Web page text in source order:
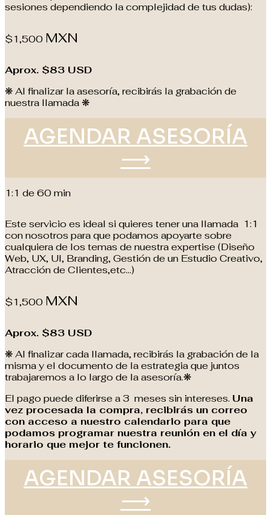
sesiones dependiendo la complejidad de tus dudas):
$1,500 MXN
Aprox. $83 USD
❋ Al finalizar la asesoría, recibirás la grabación de
nuestra llamada ❋
AGENDAR ASESORÍA
⟶
1:1 de 60 min
Este servicio es ideal si quieres tener una llamada 1:1
con nosotros para que podamos apoyarte sobre
cualquiera de los temas de nuestra expertise (Diseño
Web, UX, UI, Branding, Gestión de un Estudio Creativo,
Atracción de Clientes,etc…)
$1,500 MXN
Aprox. $83 USD
❋ Al finalizar cada llamada, recibirás la grabación de la
misma y el documento de la estrategia que juntos
trabajaremos a lo largo de la asesoría.❋
El pago puede diferirse a 3 meses sin intereses. Una
vez procesada la compra, recibirás un correo
con acceso a nuestro calendario para que
podamos programar nuestra reunión en el día y
horario que mejor te funcionen.
AGENDAR ASESORÍA
⟶